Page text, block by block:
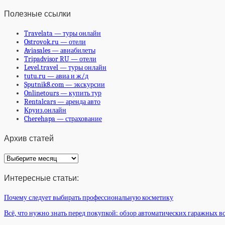
Полезные ссылки
Travelata — туры онлайн
Ostrovok.ru — отели
Aviasales — авиабилеты
Tripadvisor RU — отели
Level.travel — туры онлайн
tutu.ru — авиа и ж/д
Sputnik8.com — экскурсии
Onlinetours — купить тур
Rentalcars — аренда авто
Круиз.онлайн
Cherehapa — страхование
Архив статей
Архив
статей
Интересные статьи:
Почему следует выбирать профессиональную косметику
Всё, что нужно знать перед покупкой: обзор автоматических гаражных